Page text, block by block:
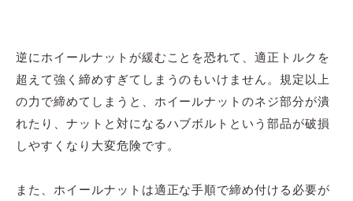
逆にホイールナットが緩むことを恐れて、適正トルクを
超えて強く締めすぎてしまうのもいけません。規定以上
の力で締めてしまうと、ホイールナットのネジ部分が潰
れたり、ナットと対になるハブボルトという部品が破損
しやすくなり大変危険です。
また、ホイールナットは適正な手順で締め付ける必要が